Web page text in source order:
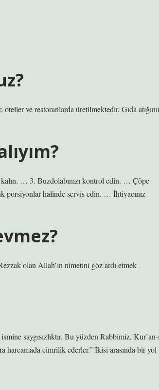
ve restoranlarda üretilmektedir. Gıda
… 3. Buzdolabınızı kontrol edin. … Çöpe
porsiyonlar halinde servis edin. … İhtiyacınız
olan Allah’ın nimetini göz ardı etmek
saygısızlıktır. Bu yüzden Rabbimiz, Kur’an-
harcamada cimrilik ederler.” İkisi arasında bir yol